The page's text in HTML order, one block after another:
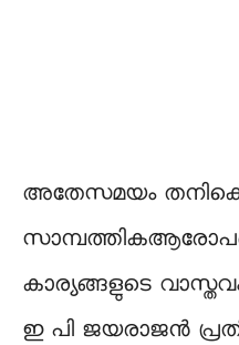
അതേസമയം
കാര്യങ്ങളുടെ
ഇ പി ജയരാജൻ